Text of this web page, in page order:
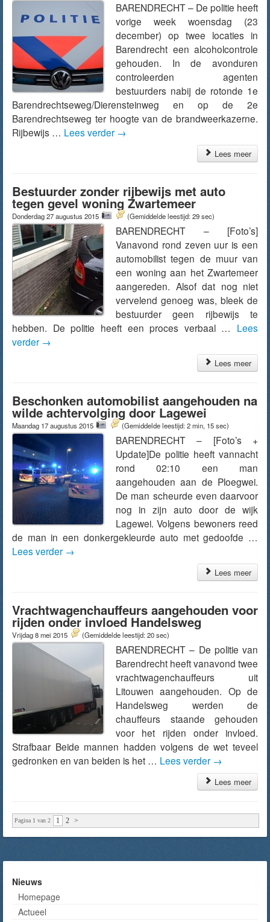
BARENDRECHT – De politie heeft
vorige week woensdag (23
december) op twee locaties in
Barendrecht een alcoholcontrole
gehouden. In de avonduren
controleerden agenten
bestuurders nabij de rotonde 1e
Barendrechtseweg/Dierensteinweg en op de 2e
Barendrechtseweg ter hoogte van de brandweerkazerne.
Rijbewijs … Lees verder →
Lees meer
Bestuurder zonder rijbewijs met auto
tegen gevel woning Zwartemeer
Donderdag 27 augustus 2015 (Gemiddelde leestijd: 29 sec)
BARENDRECHT – [Foto’s]
Vanavond rond zeven uur is een
automobilist tegen de muur van
een woning aan het Zwartemeer
aangereden. Alsof dat nog niet
vervelend genoeg was, bleek de
bestuurder geen rijbewijs te
hebben. De politie heeft een proces verbaal … Lees
verder →
Lees meer
Beschonken automobilist aangehouden na
wilde achtervolging door Lagewei
Maandag 17 augustus 2015 (Gemiddelde leestijd: 2 min, 15 sec)
BARENDRECHT – [Foto’s +
Update]De politie heeft vannacht
rond 02:10 een man
aangehouden aan de Ploegwei.
De man scheurde even daarvoor
nog in zijn auto door de wijk
Lagewei. Volgens bewoners reed
de man in een donkergekleurde auto met gedoofde …
Lees verder →
Lees meer
Vrachtwagenchauffeurs aangehouden voor
rijden onder invloed Handelsweg
Vrijdag 8 mei 2015 (Gemiddelde leestijd: 20 sec)
BARENDRECHT – De politie van
Barendrecht heeft vanavond twee
vrachtwagenchauffeurs uit
Litouwen aangehouden. Op de
Handelsweg werden de
chauffeurs staande gehouden
voor het rijden onder invloed.
Strafbaar Beide mannen hadden volgens de wet teveel
gedronken en van beiden is het … Lees verder →
Lees meer
Pagina 1 van 2 1 2 >
Nieuws
Homepage
Actueel